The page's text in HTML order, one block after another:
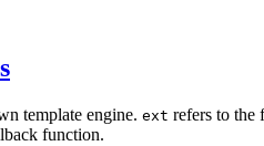
template engine. ext refers to the
function.